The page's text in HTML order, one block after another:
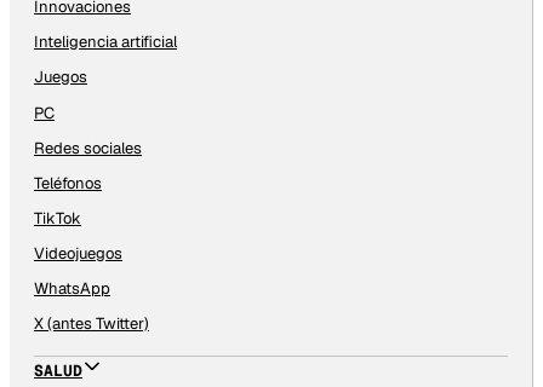
Innovaciones
Inteligencia artificial
Juegos
PC
Redes sociales
Teléfonos
TikTok
Videojuegos
WhatsApp
X (antes Twitter)
SALUD